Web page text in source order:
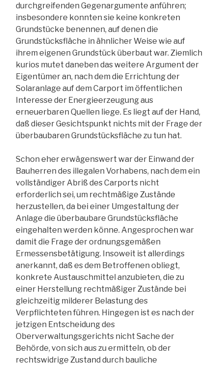
durchgreifenden Gegenargumente anführen;
insbesondere konnten sie keine konkreten
Grundstücke benennen, auf denen die
Grundstücksfläche in ähnlicher Weise wie auf
ihrem eigenen Grundstück überbaut war. Ziemlich
kurios mutet daneben das weitere Argument der
Eigentümer an, nach dem die Errichtung der
Solaranlage auf dem Carport im öffentlichen
Interesse der Energieerzeugung aus
erneuerbaren Quellen liege. Es liegt auf der Hand,
daß dieser Gesichtspunkt nichts mit der Frage der
überbaubaren Grundstücksfläche zu tun hat.
Schon eher erwägenswert war der Einwand der
Bauherren des illegalen Vorhabens, nach dem ein
vollständiger Abriß des Carports nicht
erforderlich sei, um rechtmäßige Zustände
herzustellen, da bei einer Umgestaltung der
Anlage die überbaubare Grundstücksfläche
eingehalten werden könne. Angesprochen war
damit die Frage der ordnungsgemäßen
Ermessensbetätigung. Insoweit ist allerdings
anerkannt, daß es dem Betroffenen obliegt,
konkrete Austauschmittel anzubieten, die zu
einer Herstellung rechtmäßiger Zustände bei
gleichzeitig milderer Belastung des
Verpflichteten führen. Hingegen ist es nach der
jetzigen Entscheidung des
Oberverwaltungsgerichts nicht Sache der
Behörde, von sich aus zu ermitteln, ob der
rechtswidrige Zustand durch bauliche